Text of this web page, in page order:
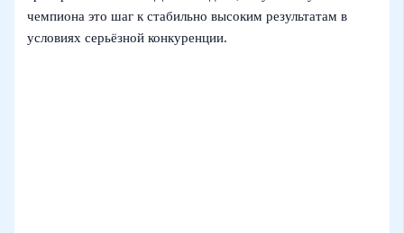
чемпиона это шаг к стабильно высоким результатам в
условиях серьёзной конкуренции.